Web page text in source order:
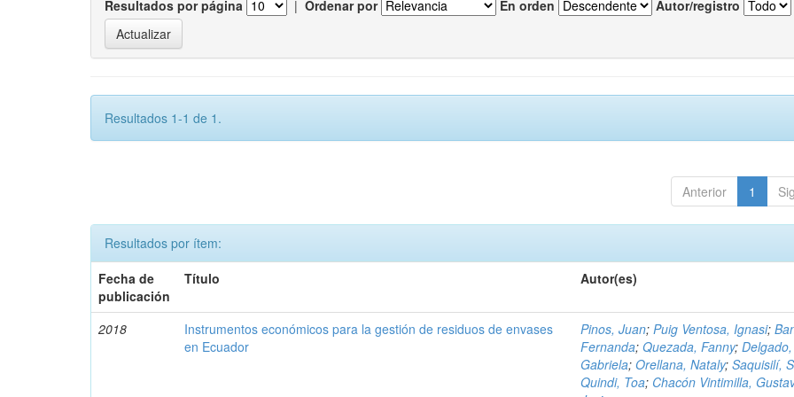
Resultados por página | Ordenar por En orden Autor/registro
Resultados 1-1 de 1.
Anterior 1
Resultados por ítem:
Fecha de
publicación
Título Autor(es)
2018
Instrumentos económicos para la gestión de residuos de envases
en Ecuador
Pinos, Juan;Puig Ventosa, Ignasi;
Fernanda;Quezada, Fanny;Delgado,
Gabriela;Orellana, Nataly;Saquisilí,
Quindi, Toa; Chacón Vintimilla,